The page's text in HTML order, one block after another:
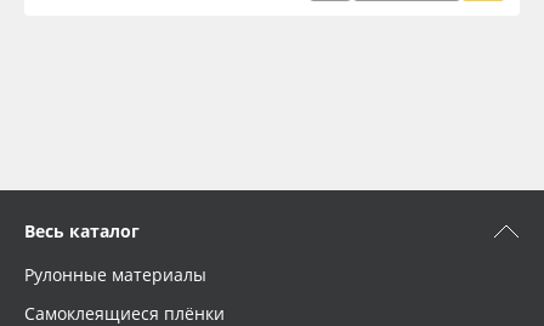
Весь каталог
Рулонные материалы
Самоклеящиеся плёнки